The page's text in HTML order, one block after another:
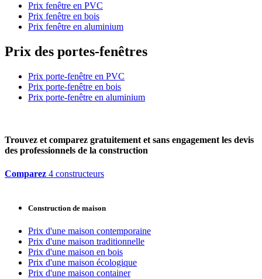
Prix fenêtre en PVC
Prix fenêtre en bois
Prix fenêtre en aluminium
Prix des portes-fenêtres
Prix porte-fenêtre en PVC
Prix porte-fenêtre en bois
Prix porte-fenêtre en aluminium
Trouvez et comparez gratuitement et sans engagement les devis
des professionnels de la construction
Comparez 4 constructeurs
Construction de maison
Prix d'une maison contemporaine
Prix d'une maison traditionnelle
Prix d'une maison en bois
Prix d'une maison écologique
Prix d'une maison container